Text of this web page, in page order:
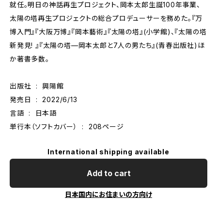
就任。明日の神話再生プロジェクト、岡本太郎生誕100年事業、
太陽の塔再生プロジェクトの総合プロデューサーを務めた。『万
博入門』『大阪万博』『岡本藝術』『太陽の塔』(小学館)、『太陽の塔
新発見! 』『太陽の塔—岡本太郎と7人の男たち』(青春出版社)ほ
か著書多数。
出版社 ‏ : ‎ 興陽館
発売日 ‏ : ‎ 2022/6/13
言語 ‏ : ‎ 日本語
単行本（ソフトカバー） ‏ : ‎ 208ページ
International shipping available
Add to cart
日本国内にお住まいの方向け